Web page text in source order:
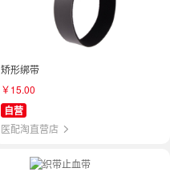
矫形绑带
￥15.00
自营
医配淘直营店